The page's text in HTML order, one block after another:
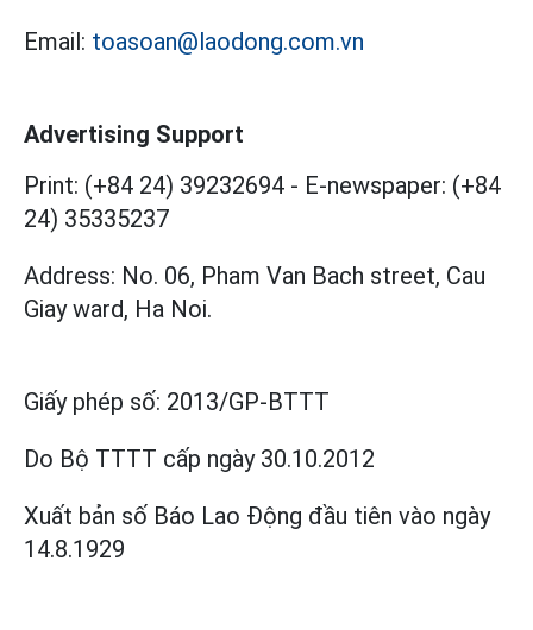
Email: toasoan@laodong.com.vn
Advertising Support
Print: (+84 24) 39232694 - E-newspaper: (+84
24) 35335237
Address: No. 06, Pham Van Bach street, Cau
Giay ward, Ha Noi.
Giấy phép số: 2013/GP-BTTT
Do Bộ TTTT cấp ngày 30.10.2012
Xuất bản số Báo Lao Động đầu tiên vào ngày
14.8.1929